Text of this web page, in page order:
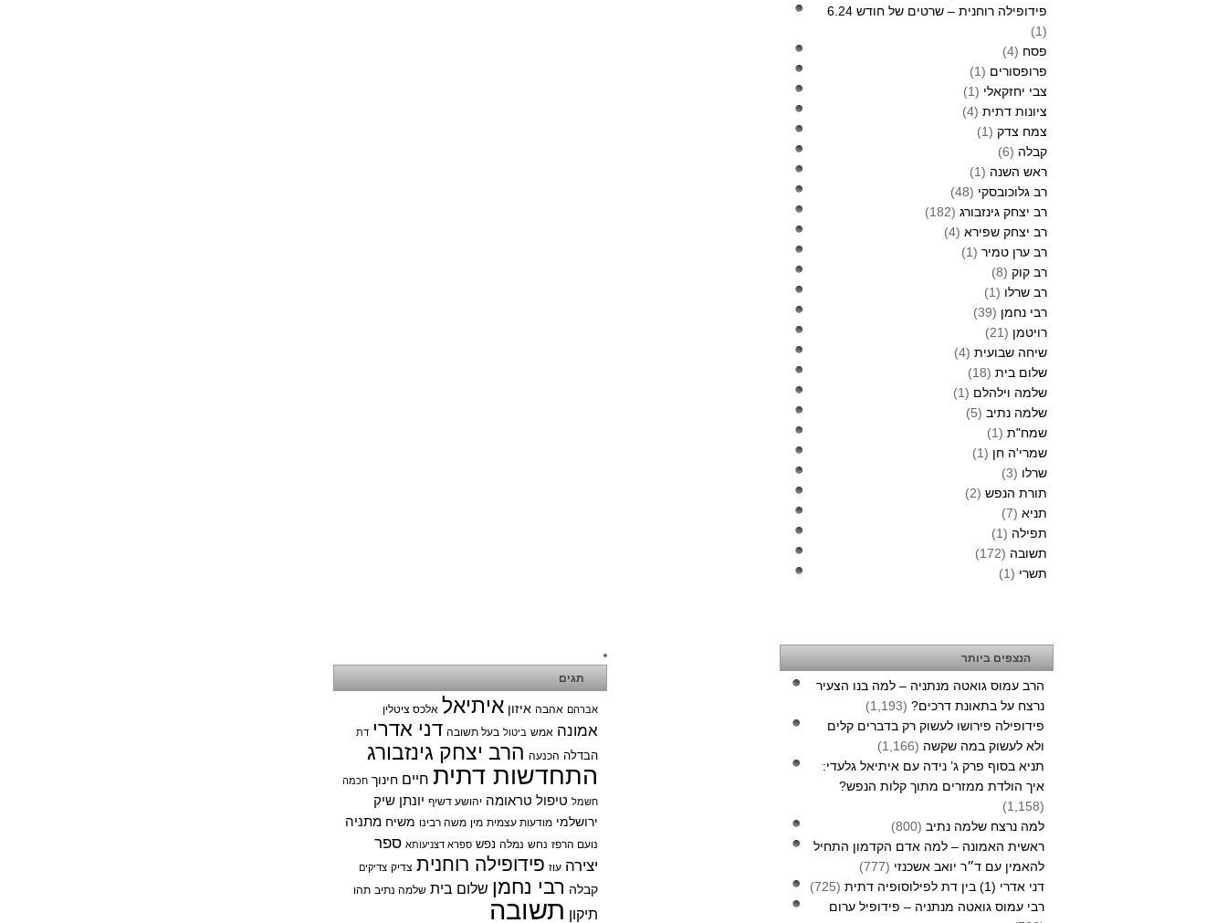
פידופילה רוחנית – שרטים של חודש 6.24
(1)
פסח (4)
פרופסורים (1)
צבי יחזקאלי (1)
ציונות דתית (4)
צמח צדק (1)
קבלה (6)
ראש השנה (1)
רב גלוכובסקי (48)
רב יצחק גינזבורג (182)
רב יצחק שפירא (4)
רב ערן טמיר (1)
רב קוק (8)
רב שרלו (1)
רבי נחמן (39)
רויטמן (21)
שיחה שבועית (4)
שלום בית (18)
שלמה וילהלם (1)
שלמה נתיב (5)
שמח"ת (1)
שמרי'ה חן (1)
שרלו (3)
תורת הנפש (2)
תניא (7)
תפילה (1)
תשובה (172)
תשרי (1)
הנצפים ביותר
הרב עמוס גואטה מנתניה – למה בנו הצעיר
נרצח על בתאונת דרכים? (1,193)
פידופילה פירושו לעשוק רק בדברים קלים
ולא לעשוק במה שקשה (1,166)
תניא בסוף פרק ג’ נידה עם איתיאל גלעדי:
איך הולדת ממזרים מתוך קלות הנפש?
(1,158)
למה נרצח שלמה נתיב (800)
ראשית האמונה – למה אדם הקדמון התחיל
להאמין עם ד״ר יואב אשכנזי (777)
דני אדרי (1) בין דת לפילוסופיה דתית
(725)
רבי עמוס גואטה מנתניה – פידופיל ערום
תגים
אברהם אהבה איזון איתיאל אלכס ציטלין
אמונה אמש ביטול בעל תשובה דני אדרי דת
הבדלה הכנעה הרב יצחק גינזבורג
התחדשות דתית חיים חינוך חכמה
חשמל טיפול טראומה יהושע דשיף יונתן שיק
ירושלמי מודעות עצמית מין משה רבינו משיח מתניה
נועם הרפז נחש נמלה נפש ספרא דצניעותא ספר
יצירה עוז פידופילה רוחנית צדיק צדיקים
קבלה רבי נחמן שלום בית שלמה נתיב תהו
תיקון תשובה